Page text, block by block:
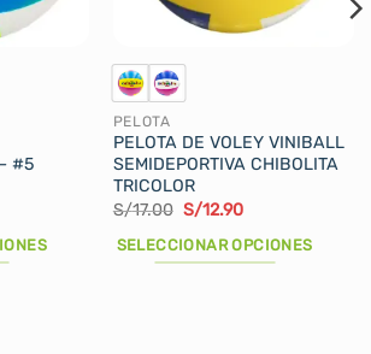
#5
PELOTA
PELOTA DE VOLEY VINIBALL
SEMIDEPORTIVA CHIBOLITA
TRICOLOR
S/17.00 El
original
era:
S/12.90El
actual
es:
SELECCIONAR OPCIONES